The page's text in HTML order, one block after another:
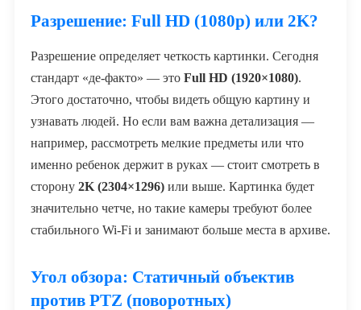
Разрешение: Full HD (1080p) или 2K?
Разрешение определяет четкость картинки. Сегодня
стандарт «де-факто» — это Full HD (1920×1080).
Этого достаточно, чтобы видеть общую картину и
узнавать людей. Но если вам важна детализация —
например, рассмотреть мелкие предметы или что
именно ребенок держит в руках — стоит смотреть в
сторону 2K (2304×1296) или выше. Картинка будет
значительно четче, но такие камеры требуют более
стабильного Wi-Fi и занимают больше места в архиве.
Угол обзора: Статичный объектив
против PTZ (поворотных)